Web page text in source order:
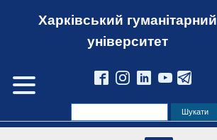
Харківський гуманітарний
університет